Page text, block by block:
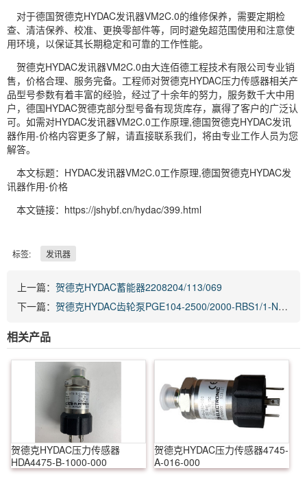
对于德国贺德克HYDAC发讯器VM2C.0的维修保养，需要定期检
查、清洁保养、校准、更换零部件等，同时避免超范围使用和注意使
用环境，以保证其长期稳定和可靠的工作性能。
贺德克HYDAC发讯器VM2C.0由大连佰德工程技术有限公司专业销
售，价格合理、服务完备。工程师对贺德克HYDAC压力传感器相关产
品型号参数有着丰富的经验，经过了十余年的努力，服务数千大中用
户，德国HYDAC贺德克部分型号备有现货库存，赢得了客户的广泛认
可。如需对HYDAC发讯器VM2C.0工作原理,德国贺德克HYDAC发讯
器作用-价格内容更多了解，请直接联系我们，将由专业工作人员为您
解答。
本文标题：HYDAC发讯器VM2C.0工作原理,德国贺德克HYDAC发
讯器作用-价格
本文链接：https://jshybf.cn/hydac/399.html
标签: 发讯器
上一篇： 贺德克HYDAC蓄能器2208204/113/069
下一篇： 贺德克HYDAC齿轮泵PGE104-2500/2000-RBS1/1-N-3900
相关产品
贺德克HYDAC压力传感器
HDA4475-B-1000-000
贺德克HYDAC压力传感器4745-
A-016-000